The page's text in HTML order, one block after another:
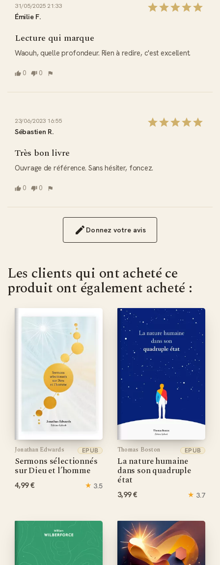
31/05/2025 21:33
Émilie F.
Lecture qui marque
Waouh, quelle profondeur. Rien à redire, c'est excellent.
0 0
23/06/2023 16:55
Sébastien R.
Très bon livre
Ouvrage de référence. Sans hésiter, foncez.
0 0
Donnez votre avis
Les clients qui ont acheté ce
produit ont également acheté :
Jonathan Edwards
Sermons sélectionnés
sur Dieu et l’homme
EPUB
4,99 € ★ 3.5
Thomas Boston
La nature humaine
dans son quadruple
état
EPUB
3,99 € ★ 3.7